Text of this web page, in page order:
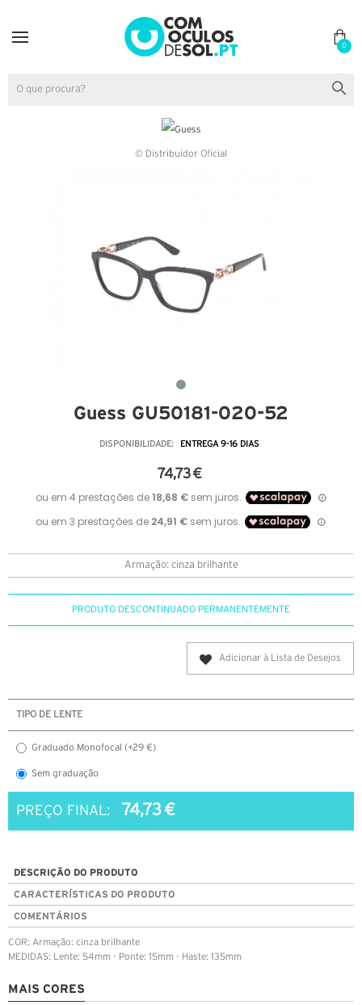
0
© Distribuidor Oficial
Guess GU50181-020-52
DISPONIBILIDADE: ENTREGA 9-16 DIAS
74,73 €
Armação: cinza brilhante
PRODUTO DESCONTINUADO PERMANENTEMENTE
Adicionar à Lista de Desejos
TIPO DE LENTE
Graduado Monofocal (+29 €)
Sem graduação
PREÇO FINAL: 74,73 €
DESCRIÇÃO DO PRODUTO
CARACTERÍSTICAS DO PRODUTO
COMENTÁRIOS
COR: Armação: cinza brilhante
MEDIDAS: Lente: 54mm - Ponte: 15mm - Haste: 135mm
MAIS CORES